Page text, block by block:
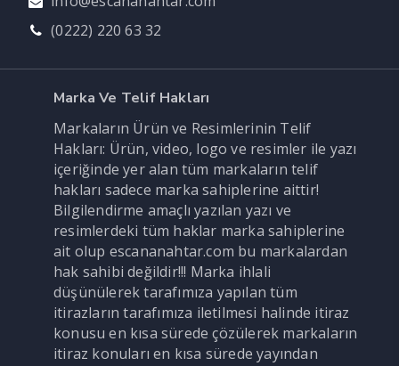
(0222) 220 63 32
Marka Ve Telif Hakları
Markaların Ürün ve Resimlerinin Telif
Hakları: Ürün, video, logo ve resimler ile yazı
içeriğinde yer alan tüm markaların telif
hakları sadece marka sahiplerine aittir!
Bilgilendirme amaçlı yazılan yazı ve
resimlerdeki tüm haklar marka sahiplerine
ait olup escananahtar.com bu markalardan
hak sahibi değildir!!! Marka ihlali
düşünülerek tarafımıza yapılan tüm
itirazların tarafımıza iletilmesi halinde itiraz
konusu en kısa sürede çözülerek markaların
itiraz konuları en kısa sürede yayından